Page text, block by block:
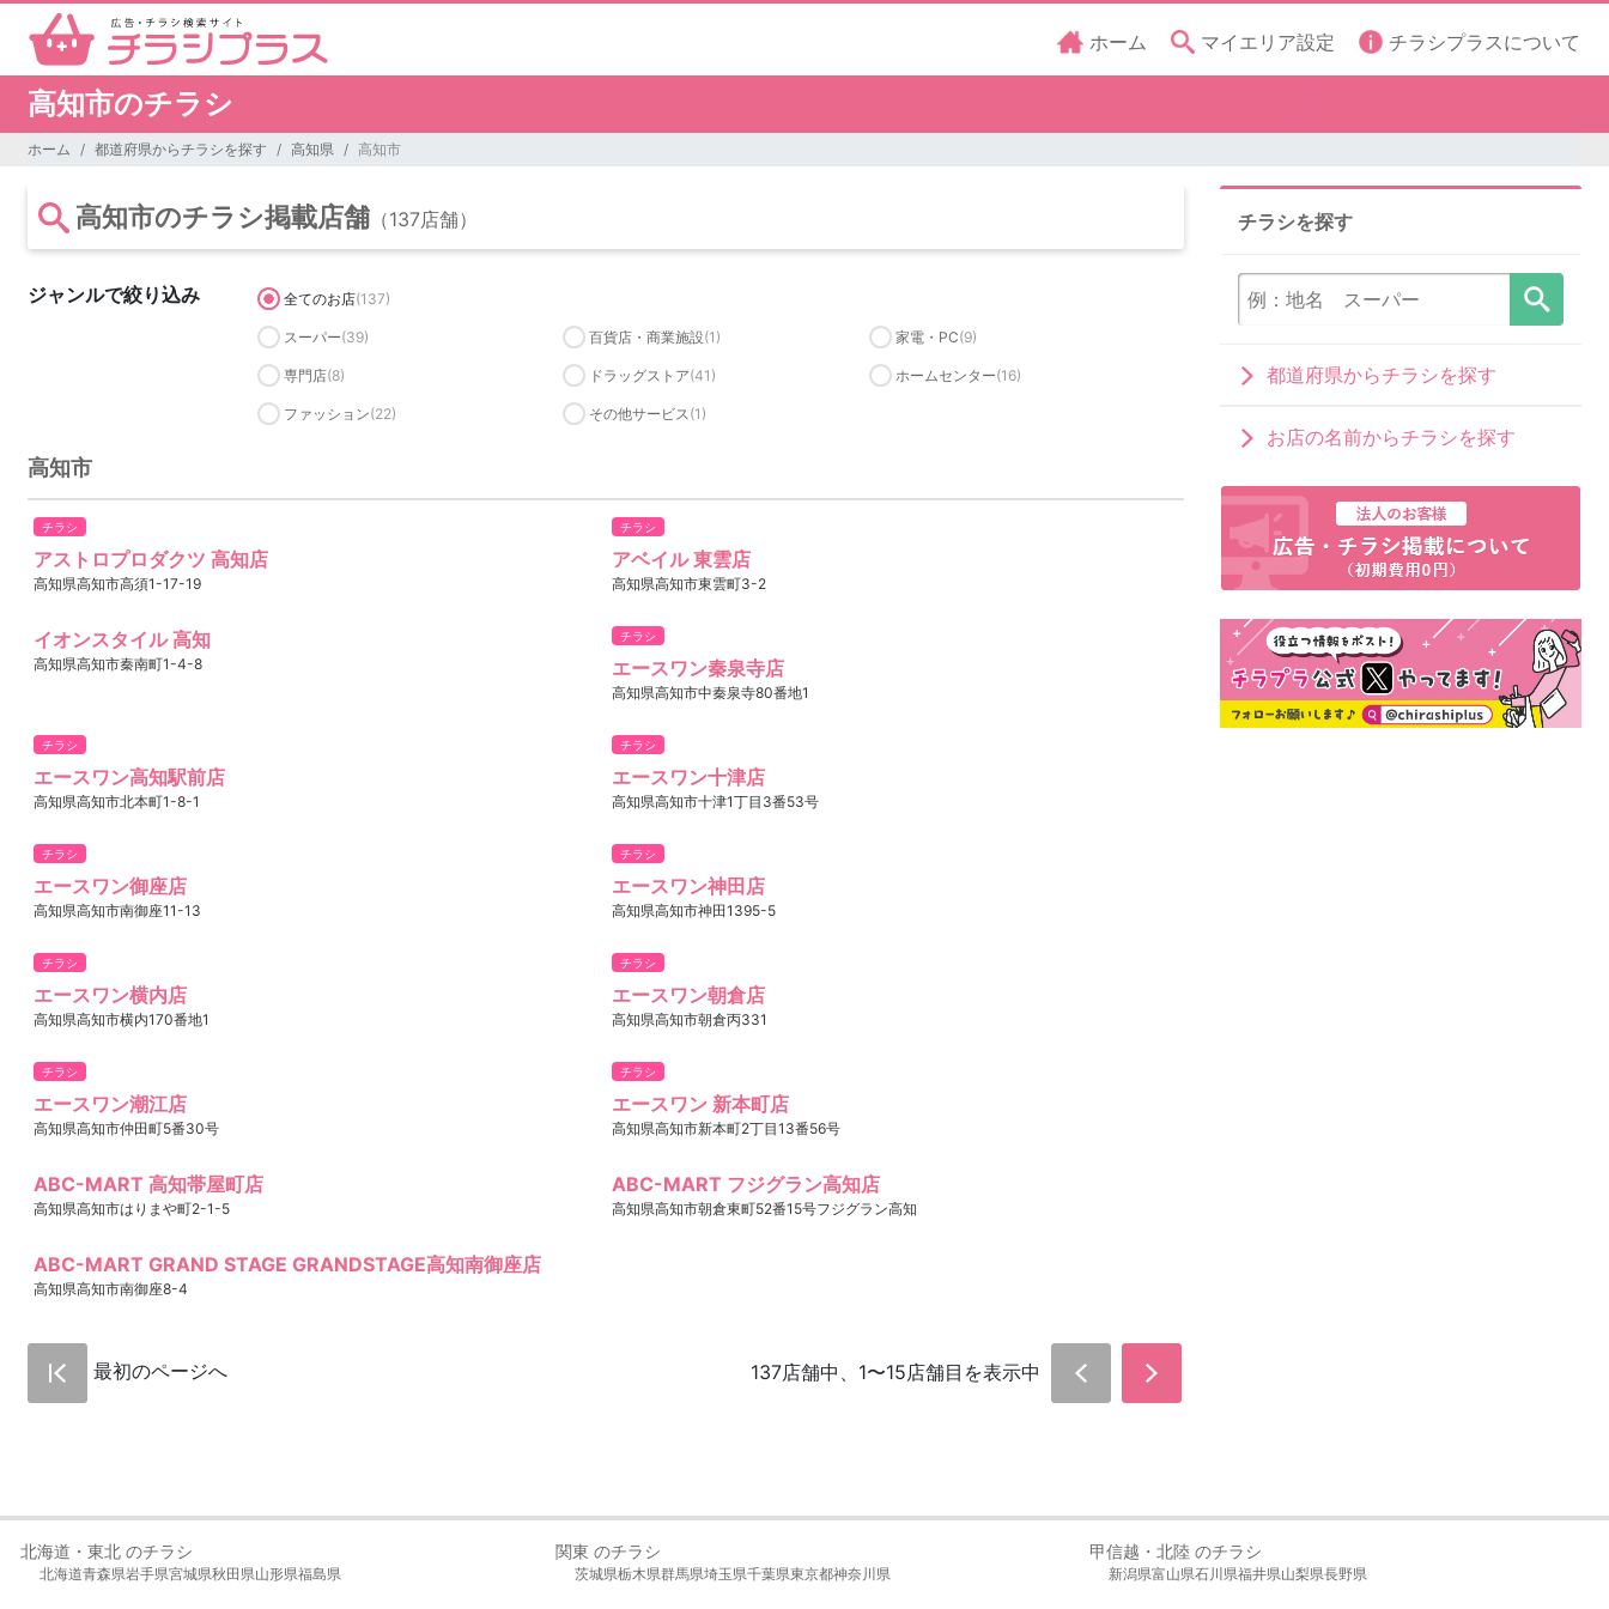
ホーム マイエリア設定 チラシプラスについて
高知市のチラシ
ホーム 都道府県からチラシを探す 高知県 高知市
高知市のチラシ掲載店舗 （137店舗）
ジャンルで絞り込み 全てのお店(137)
スーパー(39) 百貨店・商業施設(1) 家電・PC(9)
専門店(8) ドラッグストア(41) ホームセンター(16)
ファッション(22) その他サービス(1)
高知市
チラシ
アストロプロダクツ 高知店
高知県高知市高須1-17-19
チラシ
アベイル 東雲店
高知県高知市東雲町3-2
イオンスタイル 高知
高知県高知市秦南町1-4-8
チラシ
エースワン秦泉寺店
高知県高知市中秦泉寺80番地1
チラシ
エースワン高知駅前店
高知県高知市北本町1-8-1
チラシ
エースワン十津店
高知県高知市十津1丁目3番53号
チラシ
エースワン御座店
高知県高知市南御座11-13
チラシ
エースワン神田店
高知県高知市神田1395-5
チラシ
エースワン横内店
高知県高知市横内170番地1
チラシ
エースワン朝倉店
高知県高知市朝倉丙331
チラシ
エースワン潮江店
高知県高知市仲田町5番30号
チラシ
エースワン 新本町店
高知県高知市新本町2丁目13番56号
ABC-MART 高知帯屋町店
高知県高知市はりまや町2-1-5
ABC-MART フジグラン高知店
高知県高知市朝倉東町52番15号フジグラン高知
ABC-MART GRAND STAGE GRANDSTAGE高知南御座店
高知県高知市南御座8-4
最初のページへ 137店舗中、1〜15店舗目を表示中
チラシを探す
都道府県からチラシを探す
お店の名前からチラシを探す
北海道・東北 のチラシ
北海道青森県岩手県宮城県秋田県山形県福島県
関東 のチラシ
茨城県栃木県群馬県埼玉県千葉県東京都神奈川県
甲信越・北陸 のチラシ
新潟県富山県石川県福井県山梨県長野県